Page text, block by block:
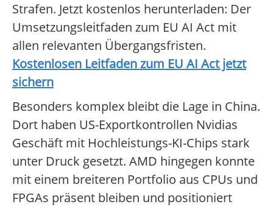
Strafen. Jetzt kostenlos herunterladen: Der
Umsetzungsleitfaden zum EU AI Act mit
allen relevanten Übergangsfristen.
Kostenlosen Leitfaden zum EU AI Act jetzt
sichern
Besonders komplex bleibt die Lage in China.
Dort haben US-Exportkontrollen Nvidias
Geschäft mit Hochleistungs-KI-Chips stark
unter Druck gesetzt. AMD hingegen konnte
mit einem breiteren Portfolio aus CPUs und
FPGAs präsent bleiben und positioniert